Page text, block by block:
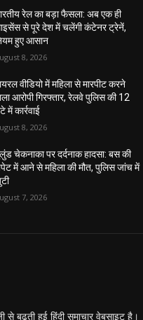
रेल का बड़ा फैसला: अब एक ही
से पूरे देश में चलेंगी कंटेनर ट्रेनें,
हुए आसान
8, 2026
वीडियो में महिला से मारपीट करने
आरोपी गिरफ्तार, रेलवे पुलिस की 12
में कार्रवाई
8, 2026
चेकनाका पर दर्दनाक हादसा: बस की
में आने से महिला की मौत, पुलिस जांच में
7, 2026
हुई हिंदी समाचार वेबसाइट है।